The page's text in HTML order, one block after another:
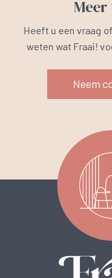
Heeft u een vraag
weten wat Fraai!
Neem